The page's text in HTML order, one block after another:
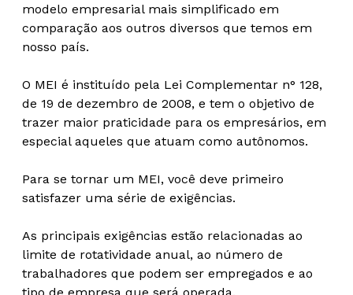
modelo empresarial mais simplificado em
comparação aos outros diversos que temos em
nosso país.
O MEI é instituído pela Lei Complementar n° 128,
de 19 de dezembro de 2008, e tem o objetivo de
trazer maior praticidade para os empresários, em
especial aqueles que atuam como autônomos.
Para se tornar um MEI, você deve primeiro
satisfazer uma série de exigências.
As principais exigências estão relacionadas ao
limite de rotatividade anual, ao número de
trabalhadores que podem ser empregados e ao